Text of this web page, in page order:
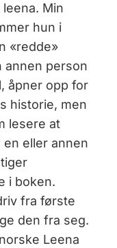
Min
hun i
«redde»
annen person
åpner opp for
historie, men
lesere at
en eller annen
i boken.
fra første
den fra seg.
Leena